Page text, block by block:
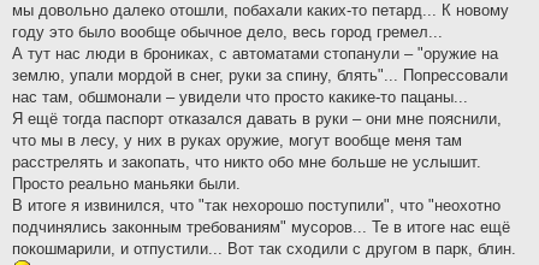
мы довольно далеко отошли, побахали каких-то петард... К новому
году это было вообще обычное дело, весь город гремел...
А тут нас люди в брониках, с автоматами стопанули – "оружие на
землю, упали мордой в снег, руки за спину, блять"... Попрессовали
нас там, обшмонали – увидели что просто какике-то пацаны...
Я ещё тогда паспорт отказался давать в руки – они мне пояснили,
что мы в лесу, у них в руках оружие, могут вообще меня там
расстрелять и закопать, что никто обо мне больше не услышит.
Просто реально маньяки были.
В итоге я извинился, что "так нехорошо поступили", что "неохотно
подчинялись законным требованиям" мусоров... Те в итоге нас ещё
покошмарили, и отпустили... Вот так сходили с другом в парк, блин.